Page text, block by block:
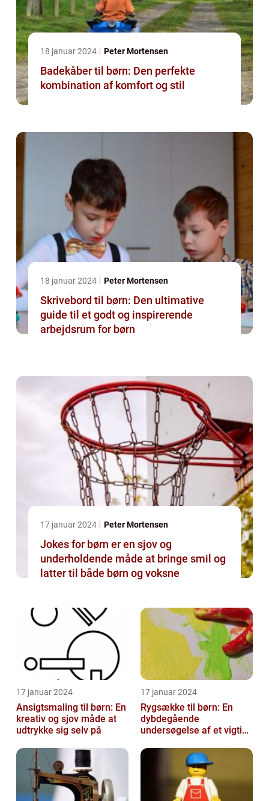
18 januar 2024 Peter Mortensen
Badekåber til børn: Den perfekte
kombination af komfort og stil
18 januar 2024 Peter Mortensen
Skrivebord til børn: Den ultimative
guide til et godt og inspirerende
arbejdsrum for børn
17 januar 2024 Peter Mortensen
Jokes for børn er en sjov og
underholdende måde at bringe smil og
latter til både børn og voksne
17 januar 2024
Ansigtsmaling til børn: En
kreativ og sjov måde at
udtrykke sig selv på
17 januar 2024
Rygsække til børn: En
dybdegående
undersøgelse af et vigtigt